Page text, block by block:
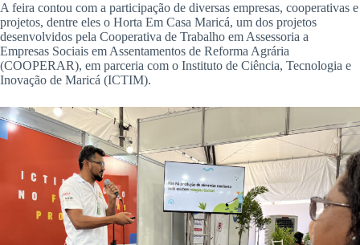
A feira contou com a participação de diversas empresas, cooperativas e
projetos, dentre eles o Horta Em Casa Maricá, um dos projetos
desenvolvidos pela Cooperativa de Trabalho em Assessoria a
Empresas Sociais em Assentamentos de Reforma Agrária
(COOPERAR), em parceria com o Instituto de Ciência, Tecnologia e
Inovação de Maricá (ICTIM).